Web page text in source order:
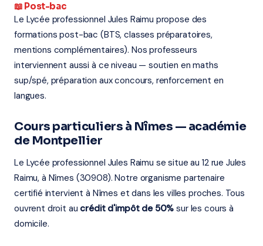
📖 Post-bac
Le Lycée professionnel Jules Raimu propose des
formations post-bac (BTS, classes préparatoires,
mentions complémentaires). Nos professeurs
interviennent aussi à ce niveau — soutien en maths
sup/spé, préparation aux concours, renforcement en
langues.
Cours particuliers à Nîmes — académie
de Montpellier
Le Lycée professionnel Jules Raimu se situe au 12 rue Jules
Raimu, à Nîmes (30908). Notre organisme partenaire
certifié intervient à Nîmes et dans les villes proches. Tous
ouvrent droit au crédit d'impôt de 50% sur les cours à
domicile.